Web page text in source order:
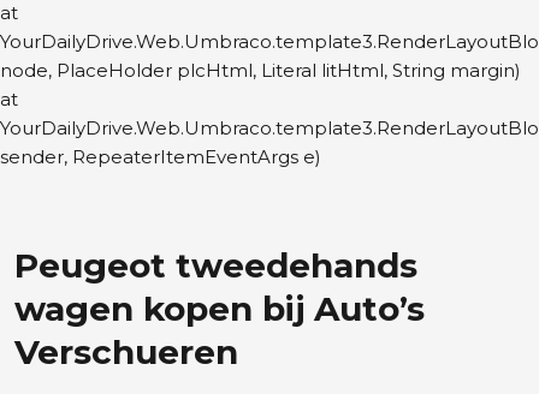
at
node, PlaceHolder plcHtml, Literal litHtml, String margin)
at
sender, RepeaterItemEventArgs e)
Peugeot tweedehands
wagen kopen bij Auto’s
Verschueren